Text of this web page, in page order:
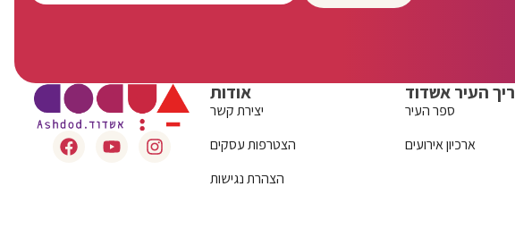
אודות
יצירת קשר
הצטרפות עסקים
הצהרת נגישות
העיר אשדוד
ספר העיר
ארכיון אירועים